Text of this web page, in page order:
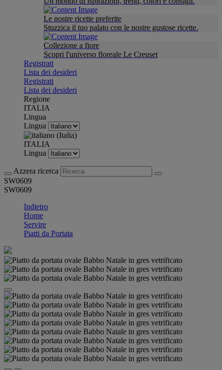
Le nostre ricette preferite
Stuzzica il tuo palato con le nostre gustose ricette.
Collezione a fiore
Scopri l'universo floreale Le Creuset
Registrati
Lista dei desideri
Registrati
Lista dei desideri
Regione
ITALIA
Lingua
Lingua
ITALIA
Lingua
Azzera ricerca
SW0609
SW0609
Indietro
Home
Servire
Piatti da Portata